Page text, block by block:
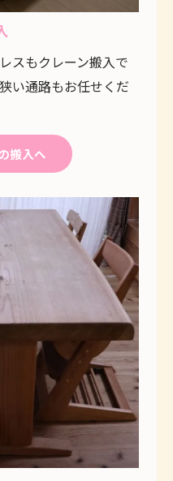
スもクレーン搬入で
い通路もお任せくだ
搬入へ